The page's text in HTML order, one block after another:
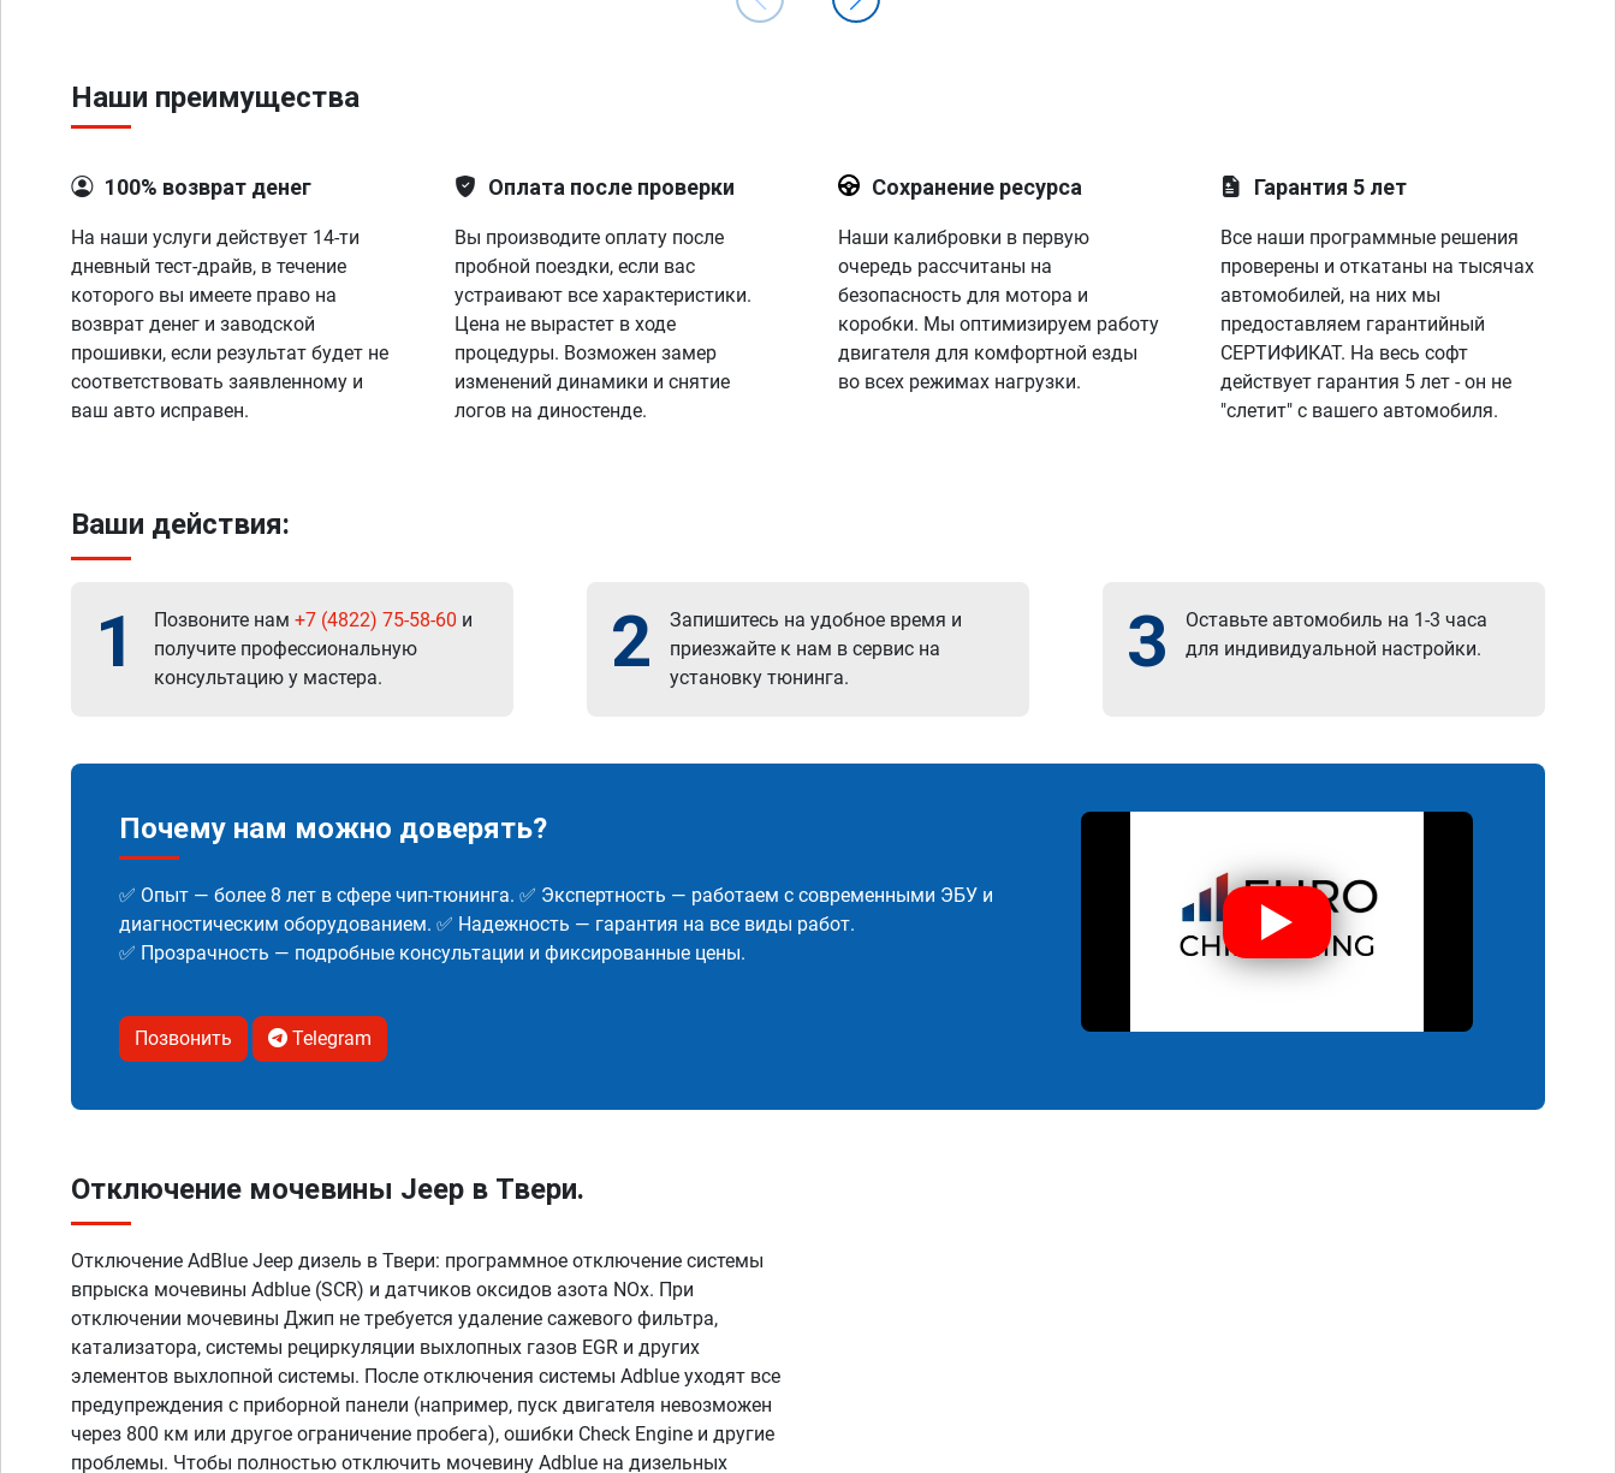
Наши преимущества
100% возврат денег
На наши услуги действует 14-ти
дневный тест-драйв, в течение
которого вы имеете право на
возврат денег и заводской
прошивки, если результат будет не
соответствовать заявленному и
ваш авто исправен.
Оплата после проверки
Вы производите оплату после
пробной поездки, если вас
устраивают все характеристики.
Цена не вырастет в ходе
процедуры. Возможен замер
изменений динамики и снятие
логов на диностенде.
Сохранение ресурса
Наши калибровки в первую
очередь рассчитаны на
безопасность для мотора и
коробки. Мы оптимизируем работу
двигателя для комфортной езды
во всех режимах нагрузки.
Гарантия 5 лет
Все наши программные решения
проверены и откатаны на тысячах
автомобилей, на них мы
предоставляем гарантийный
СЕРТИФИКАТ. На весь софт
действует гарантия 5 лет - он не
"слетит" с вашего автомобиля.
Ваши действия:
1 Позвоните нам +7 (4822) 75-58-60 и
получите профессиональную
консультацию у мастера.
2
Запишитесь на удобное время и
приезжайте к нам в сервис на
установку тюнинга.
3
Оставьте автомобиль на 1-3 часа
для индивидуальной настройки.
Почему нам можно доверять?
✅ Опыт — более 8 лет в сфере чип-тюнинга. ✅ Экспертность — работаем с современными ЭБУ и
диагностическим оборудованием. ✅ Надежность — гарантия на все виды работ.
✅ Прозрачность — подробные консультации и фиксированные цены.
Позвонить Telegram
Отключение мочевины Jeep в Твери.
Отключение AdBlue Jeep дизель в Твери: программное отключение системы
впрыска мочевины Adblue (SCR) и датчиков оксидов азота NOx. При
отключении мочевины Джип не требуется удаление сажевого фильтра,
катализатора, системы рециркуляции выхлопных газов EGR и других
элементов выхлопной системы. После отключения системы Adblue уходят все
предупреждения с приборной панели (например, пуск двигателя невозможен
через 800 км или другое ограничение пробега), ошибки Check Engine и другие
проблемы. Чтобы полностью отключить мочевину Adblue на дизельных